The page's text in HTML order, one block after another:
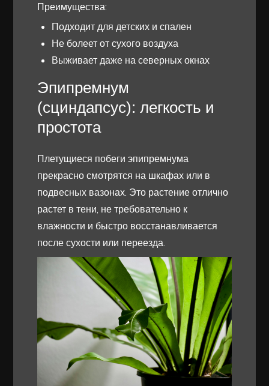
Преимущества:
Подходит для детских и спален
Не болеет от сухого воздуха
Выживает даже на северных окнах
Эпипремнум
(сциндапсус): легкость и
простота
Плетущиеся побеги эпипремнума
прекрасно смотрятся на шкафах или в
подвесных вазонах. Это растение отлично
растет в тени, не требовательно к
влажности и быстро восстанавливается
после сухости или переезда.